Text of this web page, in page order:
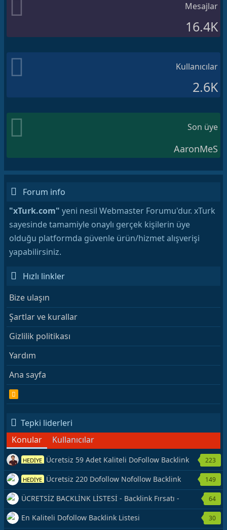
Mesajlar
16.4K
Kullanıcılar
2.6K
Son üye
AaronMeS
Forum info
"xTurk.com" yeni nesil Webmaster Forumu'dur. xTurk
sayesinde tamamiyle onaylı gerçek kişilerin üye
olduğu platformda güvenle ürün/hizmet alışverişi
yapabilirsiniz.
Hızlı linkler
Bize ulaşın
Şartlar ve kurallar
Gizlilik politikası
Yardım
Ana sayfa
S
Tepki liderleri
Konular
Kullanıcılar
HEDİYE Ücretsiz 59 Adet Kaliteli DoFollow Backlink
Kaynağı Veriyorum.
223
HEDİYE Ücretsiz 220 Dofollow Nofollow Backlink
Veriyorum
149
ÜCRETSİZ BACKLİNK LİSTESİ - Backlink Fırsatı -
Hemen Yetiş!
64
En Kaliteli Dofollow Backlink Listesi 30